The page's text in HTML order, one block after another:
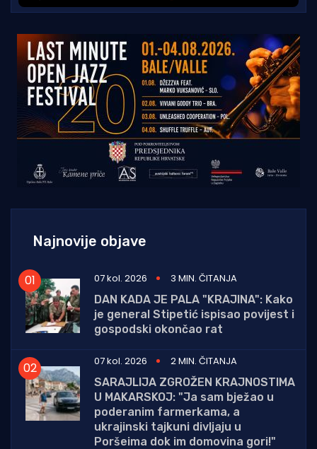
Najnovije objave
07 kol. 2026
3 MIN. ČITANJA
DAN KADA JE PALA "KRAJINA": Kako
je general Stipetić ispisao povijest i
gospodski okončao rat
07 kol. 2026
2 MIN. ČITANJA
SARAJLIJA ZGROŽEN KRAJNOSTIMA
U MAKARSKOJ: "Ja sam bježao u
poderanim farmerkama, a
ukrajinski tajkuni divljaju u
Poršeima dok im domovina gori!"